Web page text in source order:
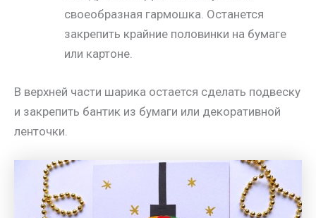
своеобразная гармошка. Останется
закрепить крайние половинки на бумаге
или картоне.
В верхней части шарика остается сделать подвеску
и закрепить бантик из бумаги или декоративной
ленточки.